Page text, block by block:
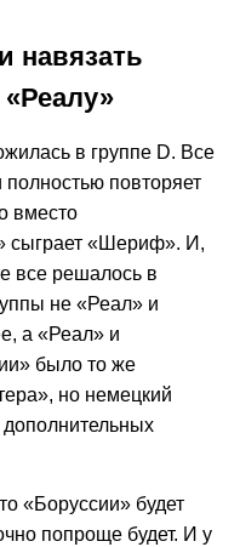
навязать
в группе D. Все
полностью повторяет
вместо
сыграет «Шериф». И,
все решалось в
не «Реал» и
а «Реал» и
было то же
но немецкий
дополнительных
«Боруссии» будет
попроще будет. И у